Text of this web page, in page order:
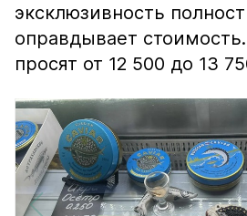
эксклюзивность
оправдывает
просят от 12 500 до 13